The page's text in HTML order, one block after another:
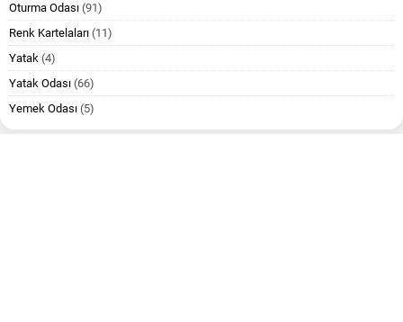
Oturma Odası (91)
Renk Kartelaları (11)
Yatak (4)
Yatak Odası (66)
Yemek Odası (5)